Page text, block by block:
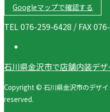
Googleマップで確認する
TEL 076-259-6428 / FAX
石川県金沢市で店舗内装デ
Copyright © 石川県金沢市のデザ
reserved.